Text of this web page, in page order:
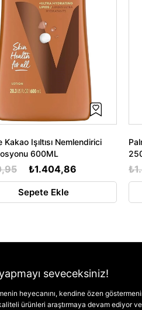
Kakao Işıltısı Nemlendirici
600ML
₺1.404,86
Sepete Ekle
seveceksiniz!
heyecanını, kendine özen
ürünleri araştırmaya devam ediyor